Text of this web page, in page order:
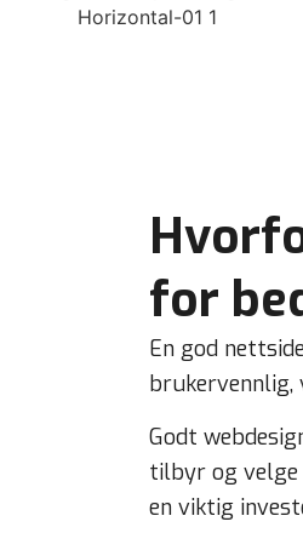
for
En god
brukervennlig,
Godt
tilbyr og velge
en viktig